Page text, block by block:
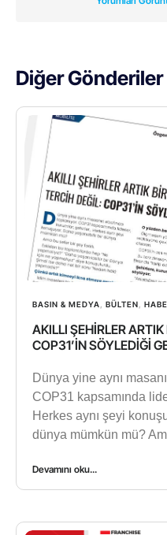
Diğer Gönderiler
BASIN & MEDYA BÜLTEN
AKILLI ŞEHİRLER
COP31’İN SÖYLEDİĞİ
Dünya yine aynı
COP31 kapsamında
Herkes aynı şeyi
dünya mümkün mü?
Devamını oku...